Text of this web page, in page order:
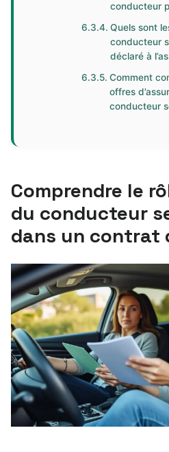
conducteur
Quels sont
conducteur
déclaré à
Comment
offres
conducteur
Comprendre le
du conducteur
dans un contrat